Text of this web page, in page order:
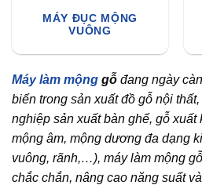
MÁY ĐỤC MỘNG
VUÔNG
Máy làm mộng gỗ đang ngày
biến trong sản xuất đồ gỗ nội
nghiệp sản xuất bàn ghế, gỗ
mộng âm, mộng dương đa dạng
vuông, rãnh,…), máy làm mộng
chắc chắn, nâng cao năng suất